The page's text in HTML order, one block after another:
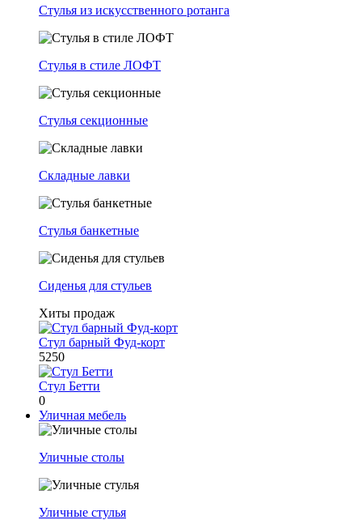
Стулья из искусственного ротанга
Стулья в стиле ЛОФТ
Стулья секционные
Складные лавки
Стулья банкетные
Сиденья для стульев
Хиты продаж
Стул барный Фуд-корт
5250
Стул Бетти
0
Уличная мебель
Уличные столы
Уличные стулья